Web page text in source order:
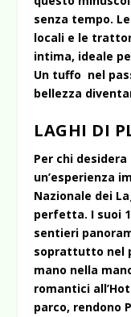
senza tempo.
locali e le
intima, ideale
Un tuffo nel
bellezza
LAGHI DI
Per chi
un’esperienza
Nazionale dei
perfetta. I suoi
sentieri
soprattutto nel
mano nella
romantici
parco, rendono